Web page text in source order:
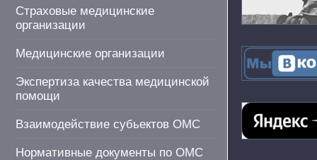
Страховые медицинские
организации
Медицинские организации
Экспертиза качества медицинской
помощи
Взаимодействие субьектов ОМС
Нормативные документы по ОМС